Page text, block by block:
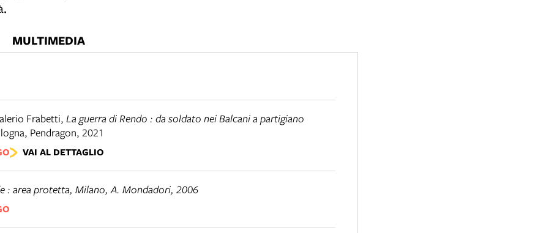
MULTIMEDIA
Frabetti, La guerra di Rendo : da soldato nei Balcani a partigiano
, Pendragon, 2021
VAI AL DETTAGLIO
: area protetta, Milano, A. Mondadori, 2006